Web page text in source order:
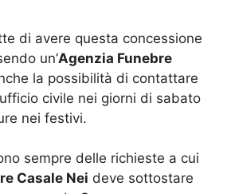
di avere questa concessione
un’Agenzia Funebre
la possibilità di contattare
civile nei giorni di sabato
nei festivi.
sempre delle richieste a cui
Casale Nei deve sottostare